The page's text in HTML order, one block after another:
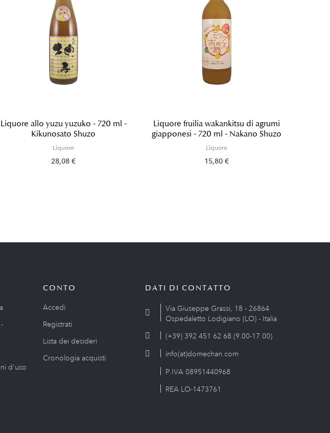
Liquore allo yuzu yuzuko - 720 ml -
Kikunosato Shuzo
Liquore
28,08 €
Liquore fruilia wakankitsu di agrumi
giapponesi - 720 ml - Nakano Shuzo
Liquore
15,80 €
d'uso
CONTO
Accedi
Registrati
Lista dei desideri
Cronologia acquisti
DATI DI CONTATTO
Via Giuseppe Grassi, 18 - 26864
Ospedaletto Lodigiano (LO) - Italia
(+39) 392 451 62 68 (9.00-17.00)
info(at)domechan.com
P.IVA 08951440968
REA LO-1473761